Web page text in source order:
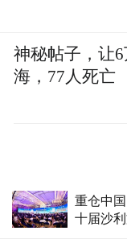
重仓中
十届沙
神秘帖子，让
海，77人死亡